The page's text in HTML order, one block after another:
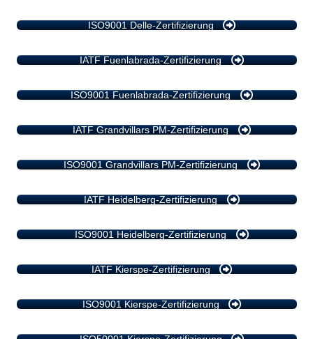
ISO9001 Delle-Zertifizierung
IATF Fuenlabrada-Zertifizierung
ISO9001 Fuenlabrada-Zertifizierung
IATF Grandvillars PM-Zertifizierung
ISO9001 Grandvillars PM-Zertifizierung
IATF Heidelberg-Zertifizierung
ISO9001 Heidelberg-Zertifizierung
IATF Kierspe-Zertifizierung
ISO9001 Kierspe-Zertifizierung